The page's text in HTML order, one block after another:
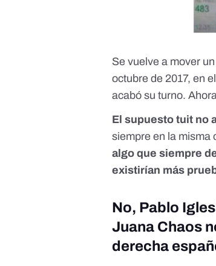
Se vuelve a mover
octubre de 2017, en
acabó su turno.
El supuesto tuit no
siempre en la misma
algo que siempre
existirían más
No, Pablo
Juana Chaos
derecha